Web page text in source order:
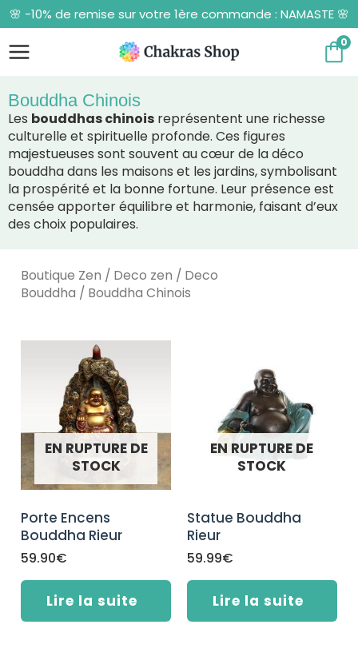
Aller
au
contenu
🌸 -10% de remise sur votre 1ère commande : NAMASTE 🌸
0
Bouddha Chinois
Les bouddhas chinois représentent une richesse
culturelle et spirituelle profonde. Ces figures
majestueuses sont souvent au cœur de ladéco
bouddhadans les maisons et les jardins, symbolisant
la prospérité et la bonne fortune. Leur présence est
censée apporter équilibre et harmonie, faisant d’eux
des choix populaires.
Boutique Zen / Deco zen / Deco
Bouddha / Bouddha Chinois
EN RUPTURE DE
STOCK
Porte Encens
Bouddha Rieur
59.90€
Lire la suite
EN RUPTURE DE
STOCK
Statue Bouddha
Rieur
59.99€
Lire la suite